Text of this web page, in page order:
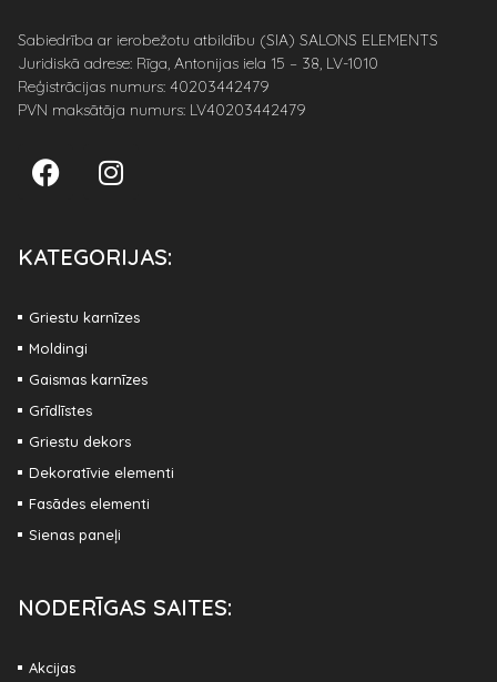
Sabiedrība ar ierobežotu atbildību (SIA) SALONS ELEMENTS
Juridiskā adrese: Rīga, Antonijas iela 15 – 38, LV-1010
Reģistrācijas numurs: 40203442479
PVN maksātāja numurs: LV40203442479
KATEGORIJAS:
Griestu karnīzes
Moldingi
Gaismas karnīzes
Grīdlīstes
Griestu dekors
Dekoratīvie elementi
Fasādes elementi
Sienas paneļi
NODERĪGAS SAITES:
Akcijas